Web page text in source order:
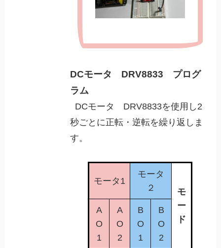
DCモータ DRV8833 プログ
ラム
DCモータ DRV8833を使用し2
秒ごとに正転・逆転を繰り返しま
す。
モータ1
モータ
２
モ
ー
ド
A
O
1
A
O
2
B
O
1
B
O
2